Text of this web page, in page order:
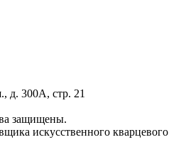
д. 300А, стр. 21
защищены.
искусственного кварцевого